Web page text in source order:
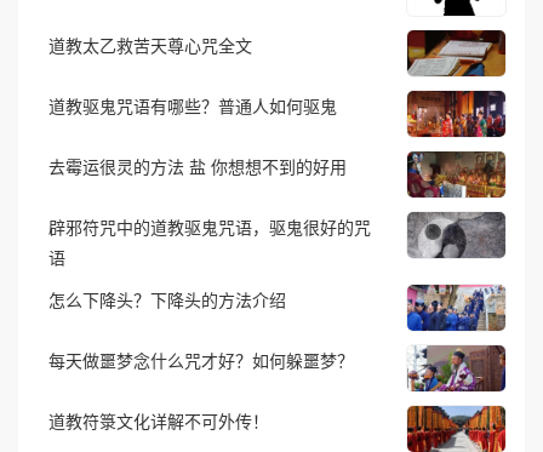
道教太乙救苦天尊心咒全文
道教驱鬼咒语有哪些？普通人如何驱鬼
去霉运很灵的方法 盐 你想想不到的好用
辟邪符咒中的道教驱鬼咒语，驱鬼很好的咒
语
怎么下降头？下降头的方法介绍
每天做噩梦念什么咒才好？如何躲噩梦？
道教符箓文化详解不可外传！